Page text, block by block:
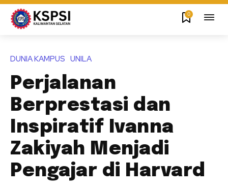
0
DUNIA KAMPUS UNILA
Perjalanan
Berprestasi dan
Inspiratif Ivanna
Zakiyah Menjadi
Pengajar di Harvard